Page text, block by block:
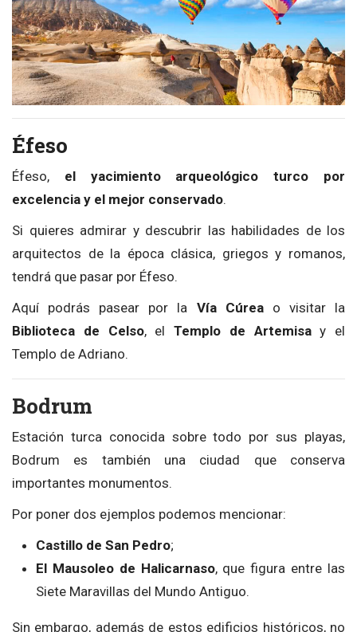
Éfeso
Éfeso, el yacimiento arqueológico turco por
excelencia y el mejor conservado.
Si quieres admirar y descubrir las habilidades de los
arquitectos de la época clásica, griegos y romanos,
tendrá que pasar por Éfeso.
Aquí podrás pasear por la Vía Cúreao visitar la
Biblioteca de Celso, el Templo de Artemisay el
Templo de Adriano.
Bodrum
Estación turca conocida sobre todo por sus playas,
Bodrum es también una ciudad que conserva
importantes monumentos.
Por poner dos ejemplos podemos mencionar:
Castillo de San Pedro;
El Mausoleo de Halicarnaso, que figura entre las
Siete Maravillas del Mundo Antiguo.
Sin embargo, además de estos edificios históricos, no